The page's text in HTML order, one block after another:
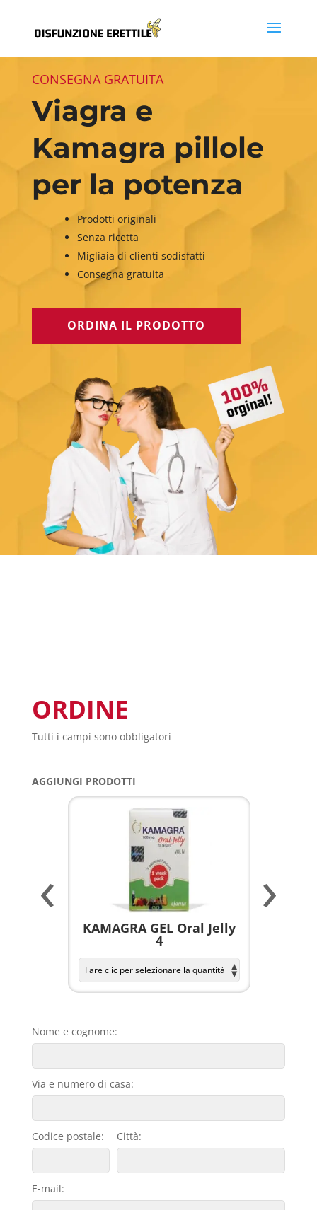
CONSEGNA GRATUITA
Viagra e
Kamagra pillole
per la potenza
Prodotti originali
Senza ricetta
Migliaia di clienti sodisfatti
Consegna gratuita
ORDINA IL PRODOTTO
ORDINE
Tutti i campi sono obbligatori
AGGIUNGI PRODOTTI
KAMAGRA GEL Oral Jelly
4
‹ ›
Nome e cognome:
Via e numero di casa:
Codice postale: Città:
E-mail: